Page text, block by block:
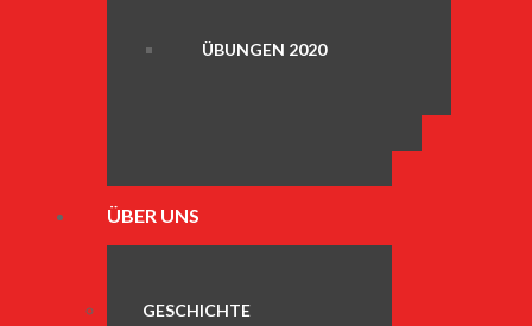
ÜBUNGEN 2020
ÜBER UNS
GESCHICHTE